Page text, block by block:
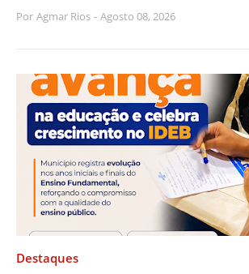
Por Agmar Rios - Agosto 08, 2026
Destaques